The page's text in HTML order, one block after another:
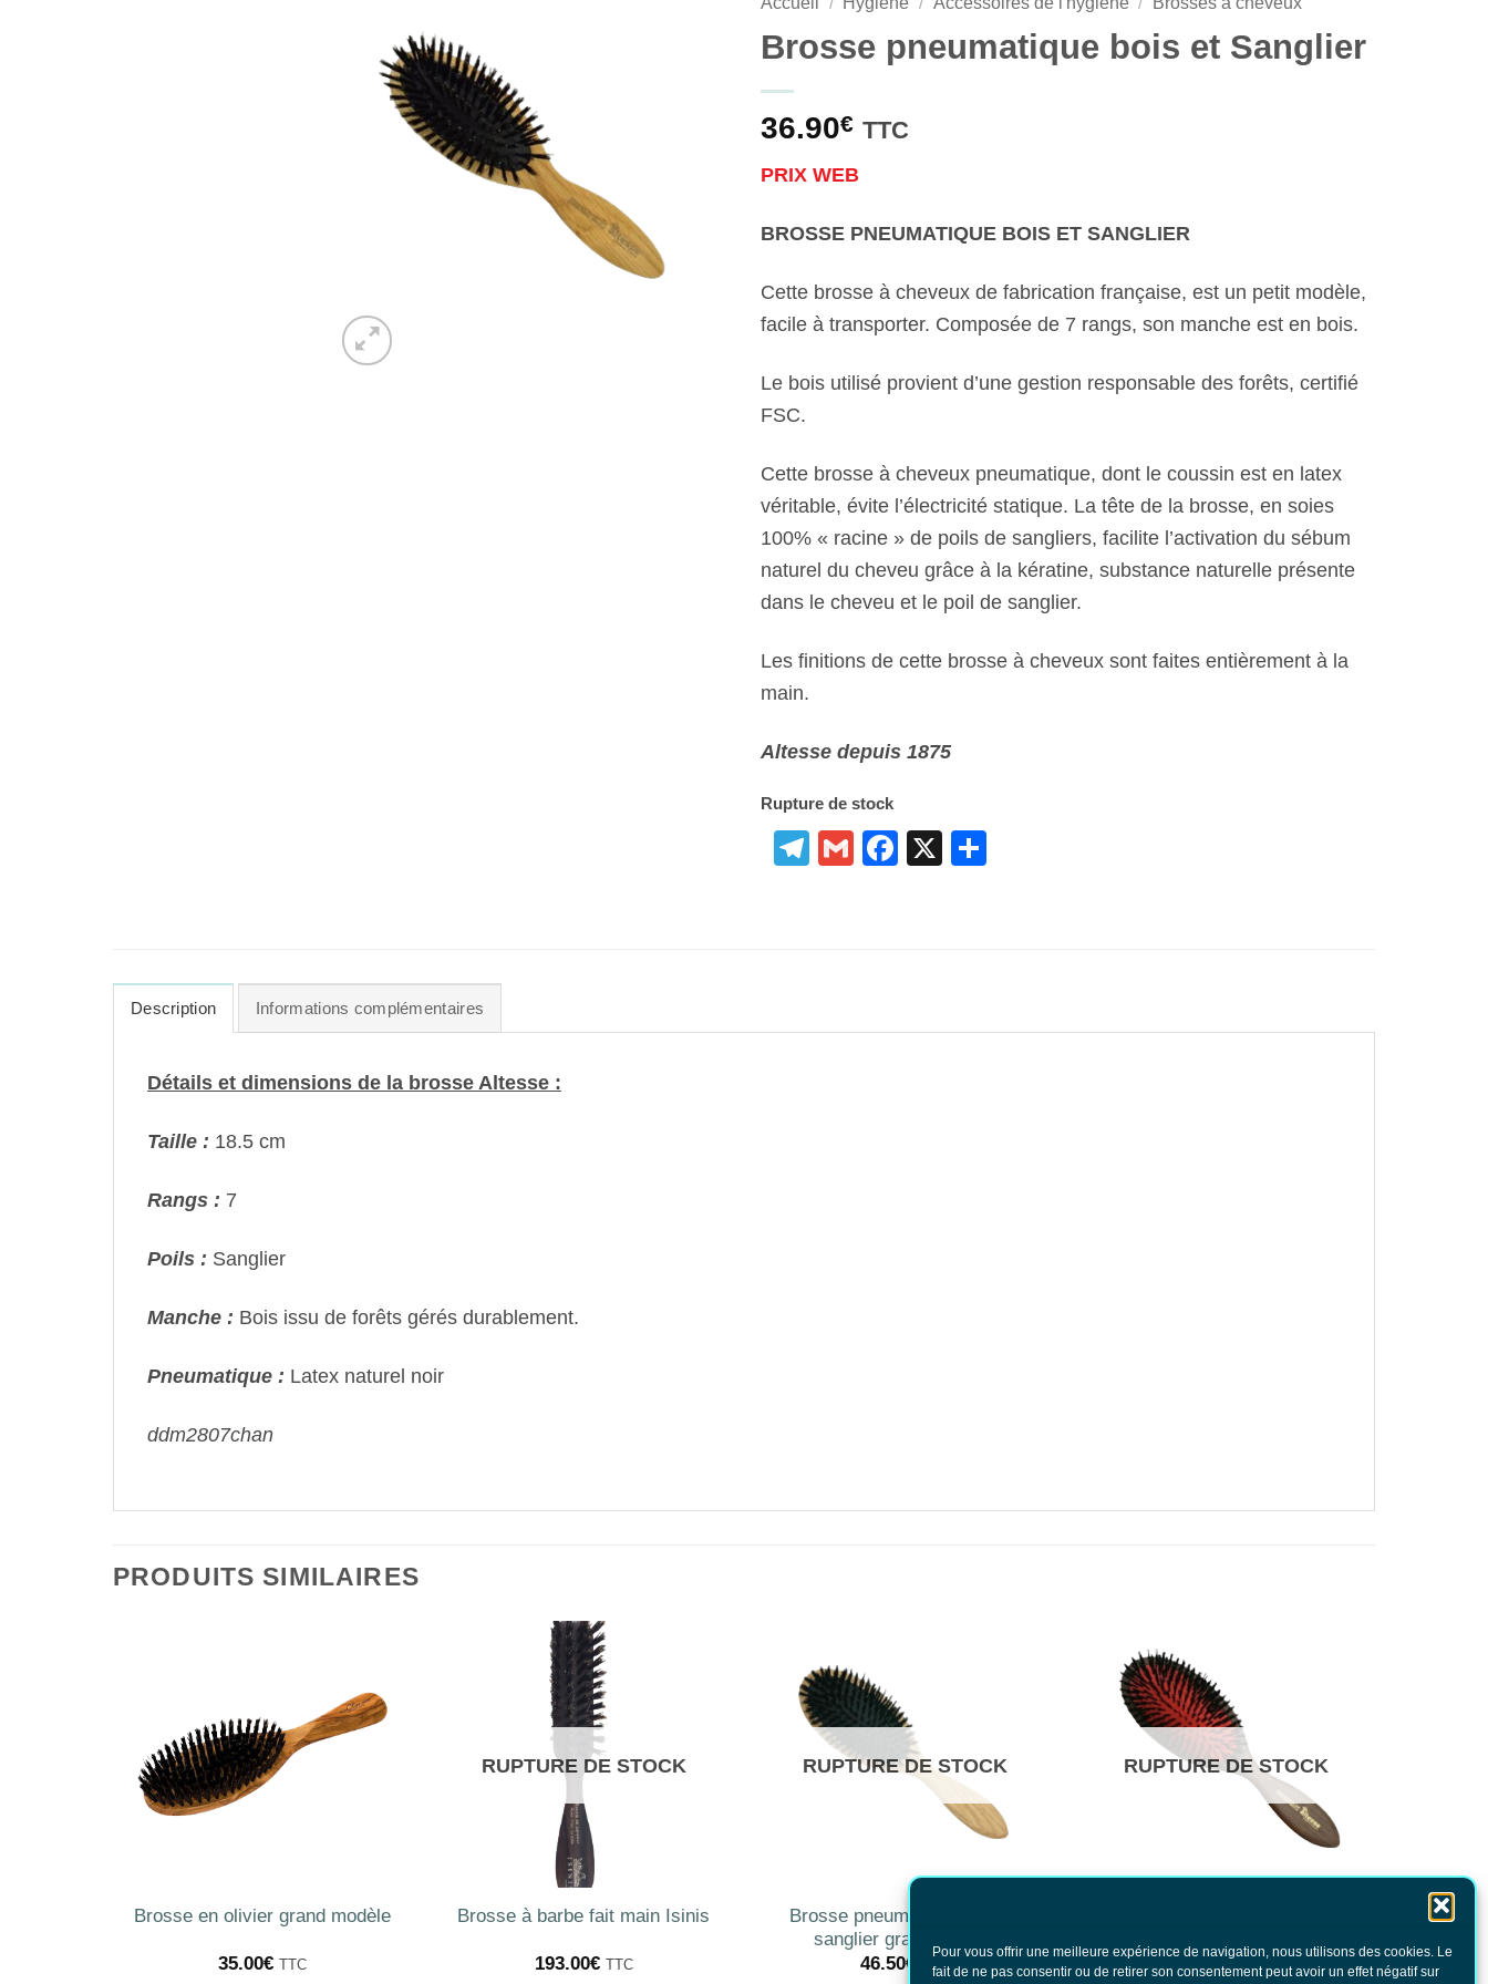
Pour vous offrir une meilleure expérience de navigation, nous utilisons des cookies. Le
fait de ne pas consentir ou de retirer son consentement peut avoir un effet négatif sur
Brosse pneumatique bois et Sanglier
36.90€ TTC
PRIX WEB
BROSSE PNEUMATIQUE BOIS ET SANGLIER
Cette brosse à cheveux de fabrication française, est un petit modèle,
facile à transporter. Composée de 7 rangs, son manche est en bois.
Le bois utilisé provient d’une gestion responsable des forêts, certifié
FSC.
Cette brosse à cheveux pneumatique, dont le coussin est en latex
véritable, évite l’électricité statique. La tête de la brosse, en soies
100% « racine » de poils de sangliers, facilite l’activation du sébum
naturel du cheveu grâce à la kératine, substance naturelle présente
dans le cheveu et le poil de sanglier.
Les finitions de cette brosse à cheveux sont faites entièrement à la
main.
Altesse depuis 1875
Rupture de stock
Telegram
GmailFacebook
X
Description Informations complémentaires
Détails et dimensions de la brosse Altesse :
Taille : 18.5 cm
Rangs : 7
Poils : Sanglier
Manche : Bois issu de forêts gérés durablement.
Pneumatique : Latex naturel noir
ddm2807chan
PRODUITS SIMILAIRES
Brosse en olivier grand modèle
35.00€ TTC
RUPTURE DE STOCK
Brosse à barbe fait main Isinis
193.00€ TTC
RUPTURE DE STOCK
Brosse pneumatique bois et
sanglier grand modèle
46.50€ TTC
RUPTURE DE STOCK
58.00€ TTC